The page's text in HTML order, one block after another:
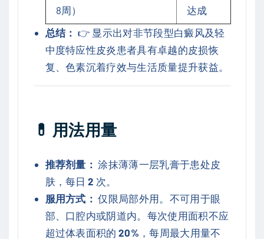
8周）
达成
总结： 👉 显示出对非节段型白癜风及轻
中度特应性皮炎患者具有卓越的皮损恢
复、色素沉着疗效与生活质量提升获益。
💊 用法用量
推荐剂量： 涂抹薄薄一层乳膏于患处皮
肤，每日2 次。
服用方式： 仅限局部外用。不可用于眼
部、口腔内或阴道内。每次使用面积不应
超过体表面积的20% ，每周最大用量不